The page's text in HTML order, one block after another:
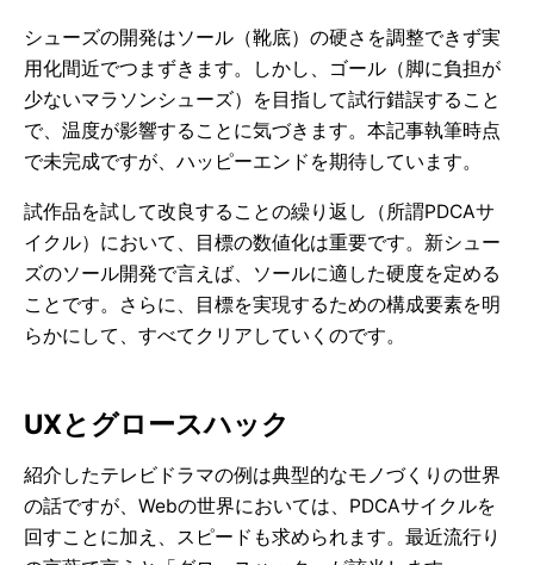
シューズの開発はソール（靴底）の硬さを調整できず実
用化間近でつまずきます。しかし、ゴール（脚に負担が
少ないマラソンシューズ）を目指して試行錯誤すること
で、温度が影響することに気づきます。本記事執筆時点
で未完成ですが、ハッピーエンドを期待しています。
試作品を試して改良することの繰り返し（所謂PDCAサ
イクル）において、目標の数値化は重要です。新シュー
ズのソール開発で言えば、ソールに適した硬度を定める
ことです。さらに、目標を実現するための構成要素を明
らかにして、すべてクリアしていくのです。
UXとグロースハック
紹介したテレビドラマの例は典型的なモノづくりの世界
の話ですが、Webの世界においては、PDCAサイクルを
回すことに加え、スピードも求められます。最近流行り